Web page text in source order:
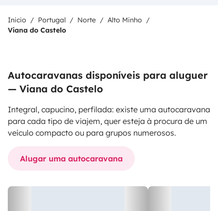
Inicio Portugal Norte
Alto Minho
Viana do Castelo
Autocaravanas disponíveis para aluguer
— Viana do Castelo
Integral, capucino, perfilada: existe uma autocaravana
para cada tipo de viajem, quer esteja à procura de um
veículo compacto ou para grupos numerosos.
Alugar uma autocaravana